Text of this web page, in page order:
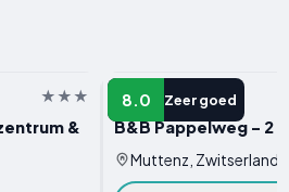
&
8.0 Zeer goed
HOTEL
B&B Pappelweg - 2
Muttenz, Zwitserland